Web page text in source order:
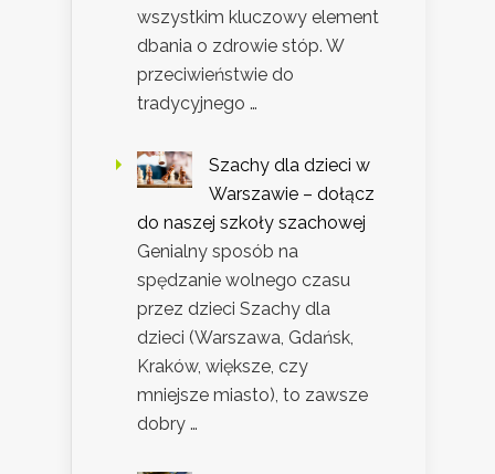
wszystkim kluczowy element
dbania o zdrowie stóp. W
przeciwieństwie do
tradycyjnego …
Szachy dla dzieci w
Warszawie – dołącz
do naszej szkoły szachowej
Genialny sposób na
spędzanie wolnego czasu
przez dzieci Szachy dla
dzieci (Warszawa, Gdańsk,
Kraków, większe, czy
mniejsze miasto), to zawsze
dobry …